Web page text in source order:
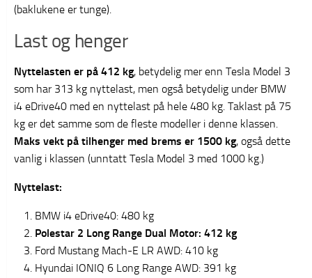
(baklukene er tunge).
Last og henger
Nyttelasten er på 412 kg, betydelig mer enn Tesla Model 3
som har 313 kg nyttelast, men også betydelig under BMW
i4 eDrive40 med en nyttelast på hele 480 kg. Taklast på 75
kg er det samme som de fleste modeller i denne klassen.
Maks vekt på tilhenger med brems er 1500 kg, også dette
vanlig i klassen (unntatt Tesla Model 3 med 1000 kg.)
Nyttelast:
BMW i4 eDrive40: 480 kg
Polestar 2 Long Range Dual Motor: 412 kg
Ford Mustang Mach-E LR AWD: 410 kg
Hyundai IONIQ 6 Long Range AWD: 391 kg